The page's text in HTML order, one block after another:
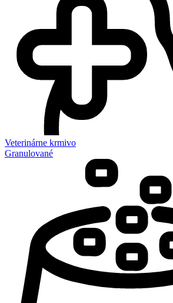
Veterinárne krmivo
Granulované